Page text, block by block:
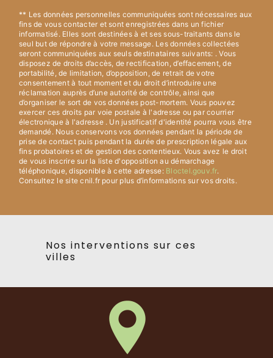
** Les données personnelles communiquées sont nécessaires aux
fins de vous contacter et sont enregistrées dans un fichier
informatisé. Elles sont destinées à et ses sous-traitants dans le
seul but de répondre à votre message. Les données collectées
seront communiquées aux seuls destinataires suivants: . Vous
disposez de droits d’accès, de rectification, d’effacement, de
portabilité, de limitation, d’opposition, de retrait de votre
consentement à tout moment et du droit d’introduire une
réclamation auprès d’une autorité de contrôle, ainsi que
d’organiser le sort de vos données post-mortem. Vous pouvez
exercer ces droits par voie postale à l'adresse ou par courrier
électronique à l'adresse . Un justificatif d'identité pourra vous être
demandé. Nous conservons vos données pendant la période de
prise de contact puis pendant la durée de prescription légale aux
fins probatoires et de gestion des contentieux. Vous avez le droit
de vous inscrire sur la liste d'opposition au démarchage
téléphonique, disponible à cette adresse: Bloctel.gouv.fr.
Consultez le site cnil.fr pour plus d’informations sur vos droits.
Nos interventions sur ces
villes